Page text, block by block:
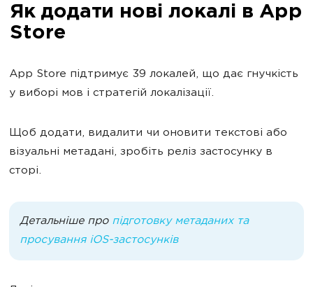
Як додати нові локалі в App
Store
App Store підтримує 39 локалей, що дає гнучкість
у виборі мов і стратегій локалізації.
Щоб додати, видалити чи оновити текстові або
візуальні метадані, зробіть реліз застосунку в
сторі.
Детальніше про підготовку метаданих та
просування iOS-застосунків